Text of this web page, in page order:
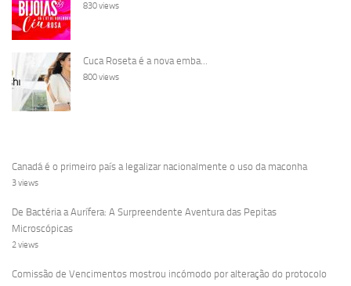
830 views
Cuca Roseta é a nova emba...
800 views
Canadá é o primeiro país a legalizar nacionalmente o uso da maconha
3 views
De Bactéria a Aurífera: A Surpreendente Aventura das Pepitas
Microscópicas
2 views
Comissão de Vencimentos mostrou incómodo por alteração do protocolo